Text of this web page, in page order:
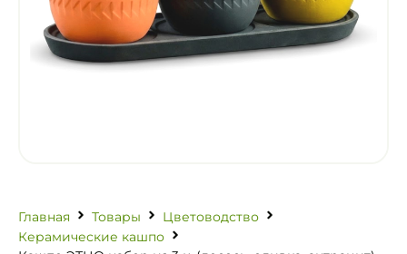
Главная Товары
Цветоводство
Керамические кашпо